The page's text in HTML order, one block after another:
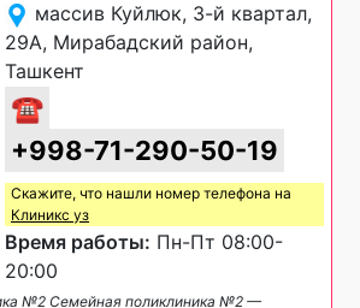
массив Куйлюк, 3-й квартал,
29А, Мирабадский район,
Ташкент
☎
+998-71-290-50-19
Скажите, что нашли номер телефона на
Клиникс уз
Время работы: Пн-Пт 08:00-
20:00
№2 Семейная поликлиника №2 —